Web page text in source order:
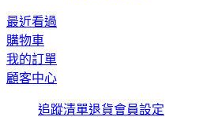
最近看過
購物車
我的訂單
顧客中心
追蹤清單退貨會員設定